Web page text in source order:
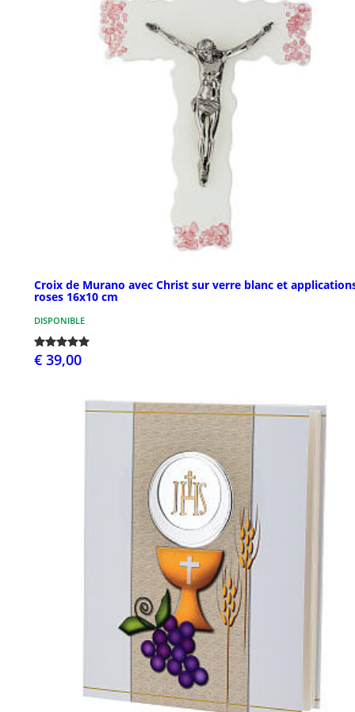
Croix de Murano avec Christ sur verre blanc et
roses 16x10 cm
DISPONIBLE
€ 39,00